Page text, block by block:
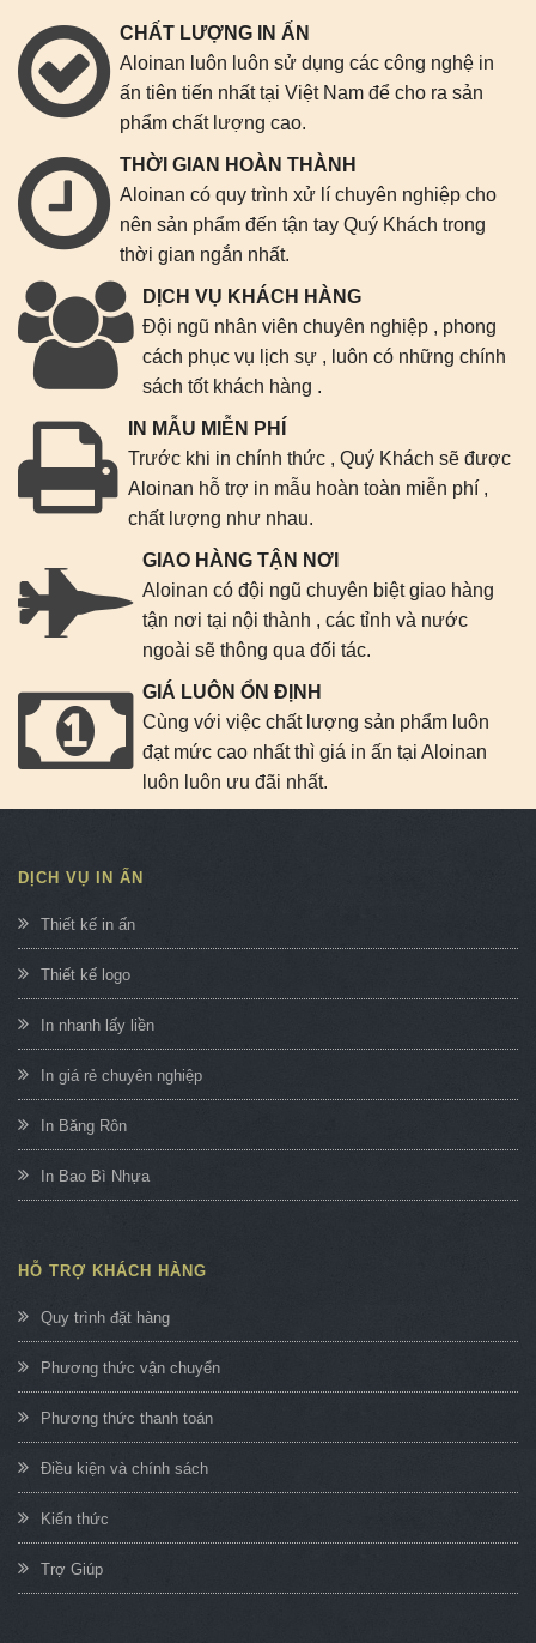
CHẤT LƯỢNG IN ẤN
Aloinan luôn luôn sử dụng các công nghệ in
ấn tiên tiến nhất tại Việt Nam để cho ra sản
phẩm chất lượng cao.
THỜI GIAN HOÀN THÀNH
Aloinan có quy trình xử lí chuyên nghiệp cho
nên sản phẩm đến tận tay Quý Khách trong
thời gian ngắn nhất.
DỊCH VỤ KHÁCH HÀNG
Đội ngũ nhân viên chuyên nghiệp , phong
cách phục vụ lịch sự , luôn có những chính
sách tốt khách hàng .
IN MẪU MIỄN PHÍ
Trước khi in chính thức , Quý Khách sẽ được
Aloinan hỗ trợ in mẫu hoàn toàn miễn phí ,
chất lượng như nhau.
GIAO HÀNG TẬN NƠI
Aloinan có đội ngũ chuyên biệt giao hàng
tận nơi tại nội thành , các tỉnh và nước
ngoài sẽ thông qua đối tác.
GIÁ LUÔN ỔN ĐỊNH
Cùng với việc chất lượng sản phẩm luôn
đạt mức cao nhất thì giá in ấn tại Aloinan
luôn luôn ưu đãi nhất.
DỊCH VỤ IN ẤN
Thiết kế in ấn
Thiết kế logo
In nhanh lấy liền
In giá rẻ chuyên nghiệp
In Băng Rôn
In Bao Bì Nhựa
HỖ TRỢ KHÁCH HÀNG
Quy trình đặt hàng
Phương thức vận chuyển
Phương thức thanh toán
Điều kiện và chính sách
Kiến thức
Trợ Giúp